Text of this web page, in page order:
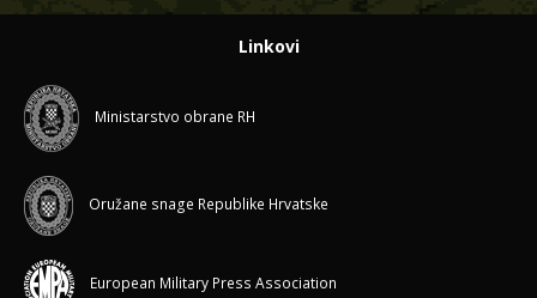
Linkovi
Ministarstvo obrane RH
Oružane snage Republike Hrvatske
European Military Press Association